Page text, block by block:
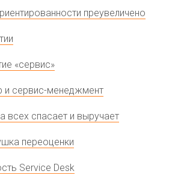
преувеличено
«сервис»
и сервис-менеджмент
всех спасает и выручает
переоценки
Service Desk